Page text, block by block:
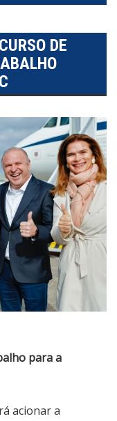
DE
para a
acionar a